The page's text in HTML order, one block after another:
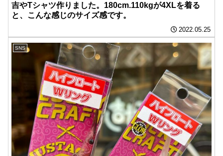
吉やTシャツ作りました。180cm.110kgが4XLを着る
と、こんな感じのサイズ感です。
2022.05.25
SNS